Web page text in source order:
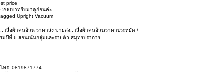
price
200บาทรีบมาดูก่อนค่ะ
Upright Vacuum
เสื้อผ้าคนอ้วน ราคาส่ง ขายส่ง.. เสื้อผ้าคนอ้วนราคาประหยัด /
ปีที่ 6 สอนเน้นกลุ่มและรายตัว สมุทรปราการ
ทร..0819871774